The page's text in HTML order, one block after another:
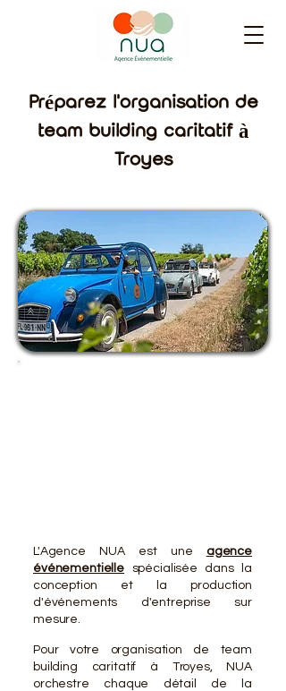
Préparez l'organisation de
team building caritatif à
Troyes
L'Agence NUA est une agence
événementielle
spécialisée dans la
conception et la production
d'événements d'entreprise sur
mesure.
Pour votre organisation de team
building caritatif à Troyes, NUA
orchestre chaque détail de la